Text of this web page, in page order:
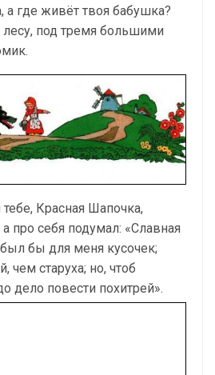
а где живёт твоя бабушка?
под тремя большими
тебе, Красная Шапочка,
про себя подумал: «Славная
бы для меня кусочек;
чем старуха; но, чтоб
дело повести похитрей».